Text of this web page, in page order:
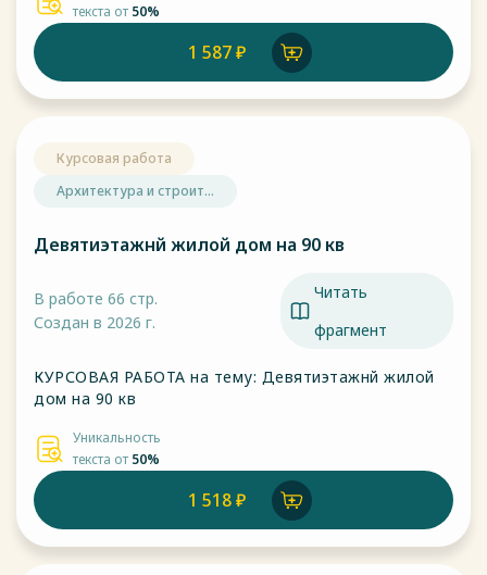
текста от 50%
1 587 ₽
Курсовая работа
Архитектура и строит...
Девятиэтажнй жилой дом на 90 кв
В работе 66 стр.
Создан в 2026 г.
Читать
фрагмент
КУРСОВАЯ РАБОТА на тему: Девятиэтажнй жилой
дом на 90 кв
Уникальность
текста от 50%
1 518 ₽